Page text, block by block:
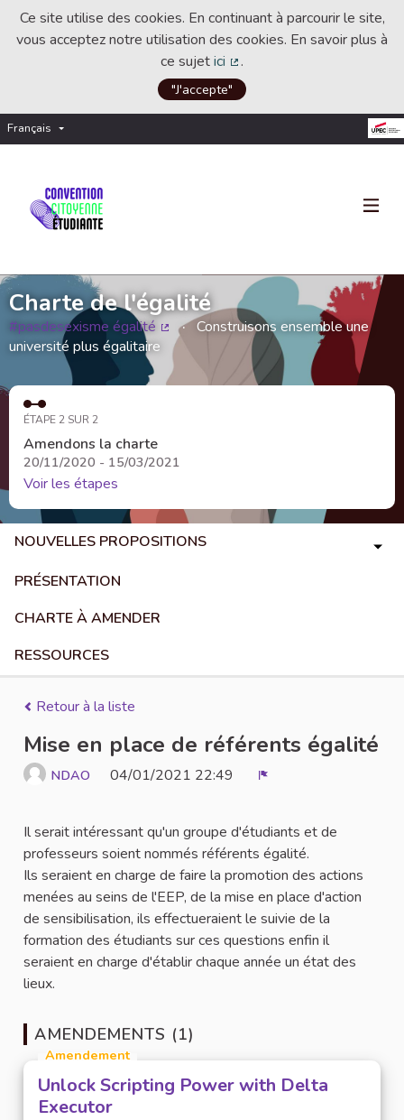
Ce site utilise des cookies. En continuant à parcourir le site,
vous acceptez notre utilisation des cookies. En savoir plus à
ce sujetici
(Lien externe)
.
"J'accepte"
Français Choisir la langue
Charte de l'égalité
#pasdesexisme égalité
(Lien externe)
Construisons ensemble une
université plus égalitaire
ÉTAPE 2 SUR 2
Amendons la charte
20/11/2020 - 15/03/2021
Voir les étapes
NOUVELLES PROPOSITIONS
PRÉSENTATION
CHARTE À AMENDER
RESSOURCES
Retour à la liste
Mise en place de référents égalité
NDAO 04/01/2021 22:49
Il serait intéressant qu'un groupe d'étudiants et de
professeurs soient nommés référents égalité.
Ils seraient en charge de faire la promotion des actions
menées au seins de l'EEP, de la mise en place d'action
de sensibilisation, ils effectueraient le suivie de la
formation des étudiants sur ces questions enfin il
seraient en charge d'établir chaque année un état des
lieux.
AMENDEMENTS (1)
Amendement
Unlock Scripting Power with Delta
Executor